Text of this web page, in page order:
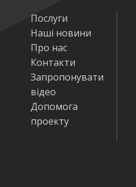
Послуги
Наші новини
Про нас
Контакти
Запропонувати
відео
Допомога
проекту